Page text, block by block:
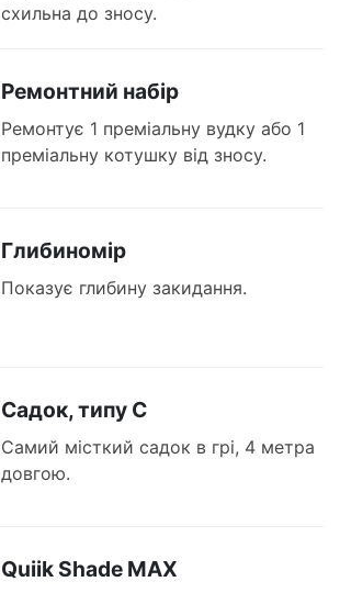
схильна до зносу.
Ремонтний набір
Ремонтує 1 преміальну вудку або 1
преміальну котушку від зносу.
Глибиномір
Показує глибину закидання.
Садок, типу C
Самий місткий садок в грі, 4 метра
довгою.
Quiik Shade MAX